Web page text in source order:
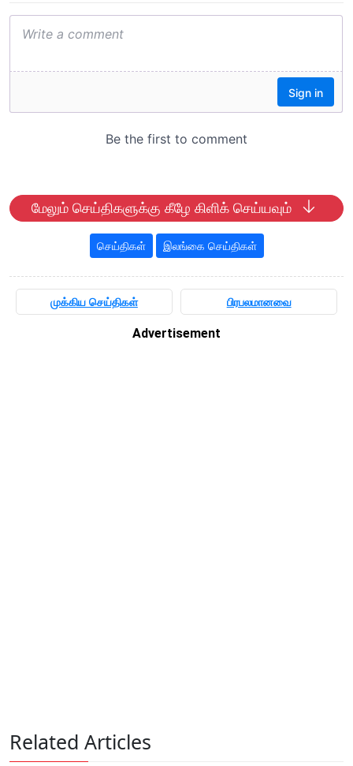
மேலும் செய்திகளுக்கு கீழே கிளிக் செய்யவும்
செய்திகள் இலங்கை செய்திகள்
முக்கிய செய்திகள் பிரபலமானவை
Advertisement
Related Articles